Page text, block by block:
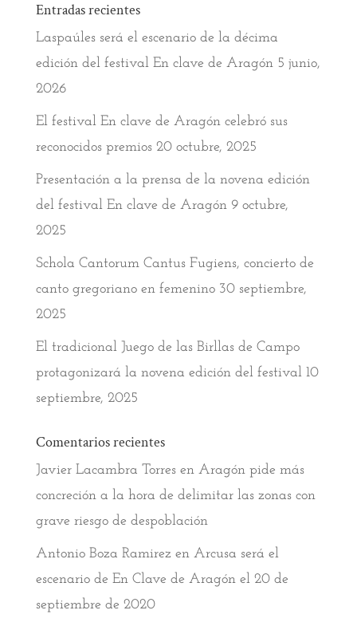
Entradas recientes
Laspaúles será el escenario de la décima
edición del festival En clave de Aragón 5 junio,
2026
El festival En clave de Aragón celebró sus
reconocidos premios 20 octubre, 2025
Presentación a la prensa de la novena edición
del festival En clave de Aragón 9 octubre,
2025
Schola Cantorum Cantus Fugiens, concierto de
canto gregoriano en femenino 30 septiembre,
2025
El tradicional Juego de las Birllas de Campo
protagonizará la novena edición del festival 10
septiembre, 2025
Comentarios recientes
Javier Lacambra Torresen Aragón pide más
concreción a la hora de delimitar las zonas con
grave riesgo de despoblación
Antonio Boza Ramirez en Arcusa será el
escenario de En Clave de Aragón el 20 de
septiembre de 2020